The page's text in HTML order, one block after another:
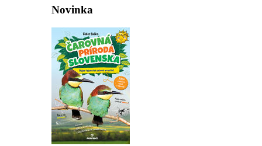
Novinka